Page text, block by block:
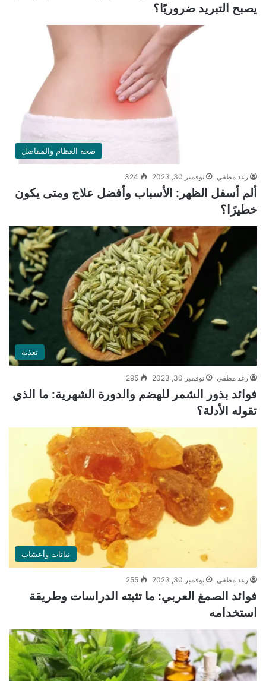
يصبح التبريد ضروريًا؟
صحة العظام والمفاصل
رغد مطفي نوفمبر 30, 2023 324
ألم أسفل الظهر: الأسباب وأفضل علاج ومتى يكون
خطيرًا؟
تغذية
رغد مطفي نوفمبر 30, 2023 295
فوائد بذور الشمر للهضم والدورة الشهرية: ما الذي
تقوله الأدلة؟
نباتات وأعشاب
رغد مطفي نوفمبر 30, 2023 255
فوائد الصمغ العربي: ما تثبته الدراسات وطريقة
استخدامه